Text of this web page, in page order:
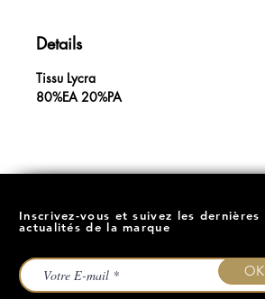
Details
Tissu Lycra
80%EA 20%PA
Inscrivez-vous et suivez les dernières
actualités de la marque
OK